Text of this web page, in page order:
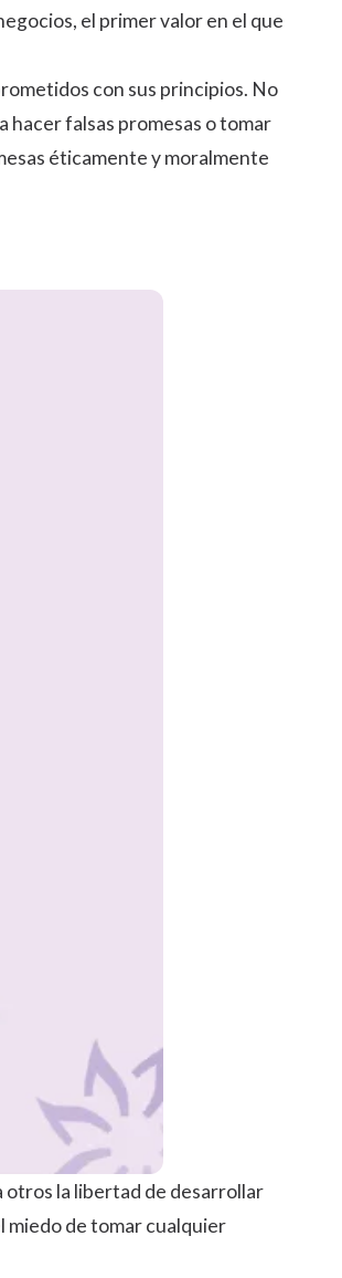
el primer valor en el que
con sus principios. No
hacer falsas promesas o tomar
éticamente y moralmente
otros la libertad de desarrollar
miedo de tomar cualquier